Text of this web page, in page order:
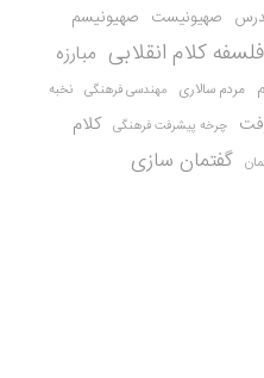
صهیونیست صهیونیسم
فلسفه کلام انقلابی مبارزه
مردم سالاری مهندسی فرهنگی نخبه
چرخه پیشرفت فرهنگی کلام
گفتمان سازی